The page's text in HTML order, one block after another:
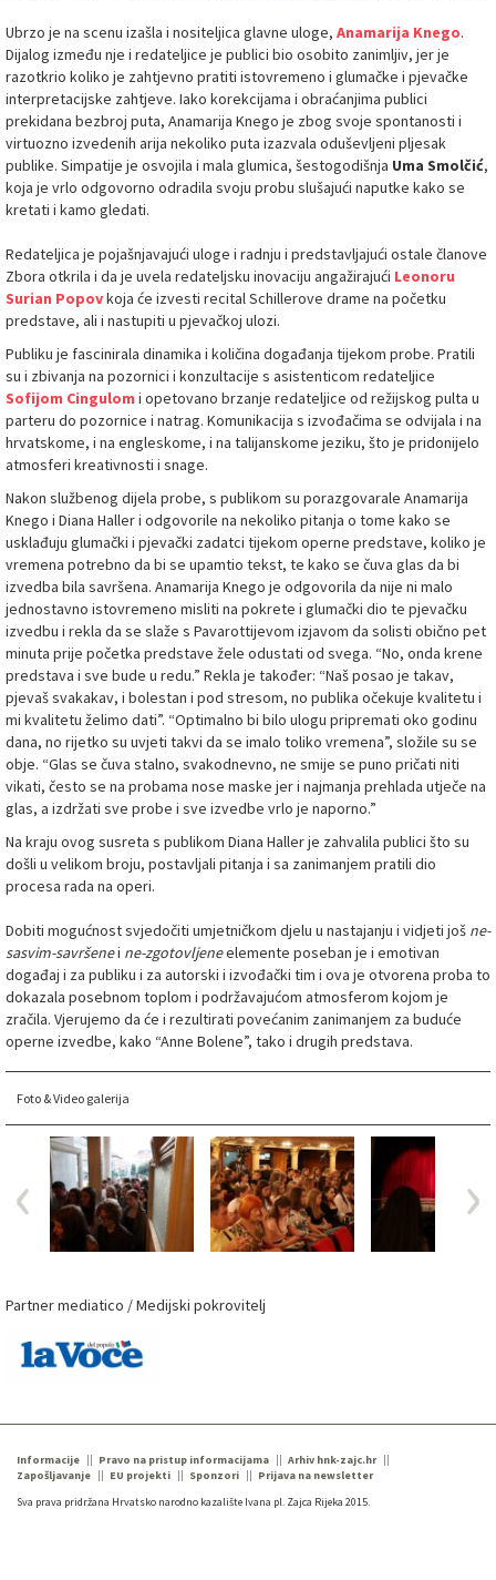
Ubrzo je na scenu izašla i nositeljica glavne uloge, Anamarija Knego.
Dijalog između nje i redateljice je publici bio osobito zanimljiv, jer je
razotkrio koliko je zahtjevno pratiti istovremeno i glumačke i pjevačke
interpretacijske zahtjeve. Iako korekcijama i obraćanjima publici
prekidana bezbroj puta, Anamarija Knego je zbog svoje spontanosti i
virtuozno izvedenih arija nekoliko puta izazvala oduševljeni pljesak
publike. Simpatije je osvojila i mala glumica, šestogodišnja Uma Smolčić,
koja je vrlo odgovorno odradila svoju probu slušajući naputke kako se
kretati i kamo gledati.
Redateljica je pojašnjavajući uloge i radnju i predstavljajući ostale članove
Zbora otkrila i da je uvela redateljsku inovaciju angažirajući Leonoru
Surian Popovkoja će izvesti recital Schillerove drame na početku
predstave, ali i nastupiti u pjevačkoj ulozi.
Publiku je fascinirala dinamika i količina događanja tijekom probe. Pratili
su i zbivanja na pozornici i konzultacije s asistenticom redateljice
Sofijom Cingulom i opetovano brzanje redateljice od režijskog pulta u
parteru do pozornice i natrag. Komunikacija s izvođačima se odvijala i na
hrvatskome, i na engleskome, i na talijanskome jeziku, što je pridonijelo
atmosferi kreativnosti i snage.
Nakon službenog dijela probe, s publikom su porazgovarale Anamarija
Knego i Diana Haller i odgovorile na nekoliko pitanja o tome kako se
usklađuju glumački i pjevački zadatci tijekom operne predstave, koliko je
vremena potrebno da bi se upamtio tekst, te kako se čuva glas da bi
izvedba bila savršena. Anamarija Knego je odgovorila da nije ni malo
jednostavno istovremeno misliti na pokrete i glumački dio te pjevačku
izvedbu i rekla da se slaže s Pavarottijevom izjavom da solisti obično pet
minuta prije početka predstave žele odustati od svega. “No, onda krene
predstava i sve bude u redu.” Rekla je također: “Naš posao je takav,
pjevaš svakakav, i bolestan i pod stresom, no publika očekuje kvalitetu i
mi kvalitetu želimo dati”. “Optimalno bi bilo ulogu pripremati oko godinu
dana, no rijetko su uvjeti takvi da se imalo toliko vremena”, složile su se
obje. “Glas se čuva stalno, svakodnevno, ne smije se puno pričati niti
vikati, često se na probama nose maske jer i najmanja prehlada utječe na
glas, a izdržati sve probe i sve izvedbe vrlo je naporno.”
Na kraju ovog susreta s publikom Diana Haller je zahvalila publici što su
došli u velikom broju, postavljali pitanja i sa zanimanjem pratili dio
procesa rada na operi.
Dobiti mogućnost svjedočiti umjetničkom djelu u nastajanju i vidjeti još ne-
sasvim-savršenei ne-zgotovljeneelemente poseban je i emotivan
događaj i za publiku i za autorski i izvođački tim i ova je otvorena proba to
dokazala posebnom toplom i podržavajućom atmosferom kojom je
zračila. Vjerujemo da će i rezultirati povećanim zanimanjem za buduće
operne izvedbe, kako “Anne Bolene”, tako i drugih predstava.
Foto & Video galerija
Partner mediatico / Medijski pokrovitelj
Informacije Pravo na pristup informacijama
Arhiv hnk-zajc.hr
Zapošljavanje
EU projekti Sponzori
Prijava na newsletter
Sva prava pridržana Hrvatsko narodno kazalište Ivana pl. Zajca Rijeka 2015.